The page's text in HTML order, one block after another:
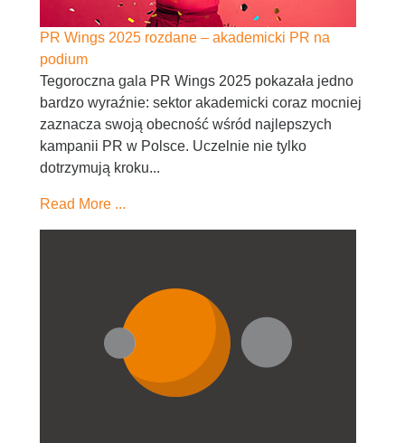
PR Wings 2025 rozdane – akademicki PR na
podium
Tegoroczna gala PR Wings 2025 pokazała jedno
bardzo wyraźnie: sektor akademicki coraz mocniej
zaznacza swoją obecność wśród najlepszych
kampanii PR w Polsce. Uczelnie nie tylko
dotrzymują kroku...
Read More ...